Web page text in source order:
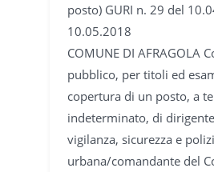
posto) GURI n. 29 del
10.05.2018
COMUNE DI AFRAGOLA
pubblico, per titoli ed
copertura di un posto, a
indeterminato, di
vigilanza, sicurezza e
urbana/comandante del